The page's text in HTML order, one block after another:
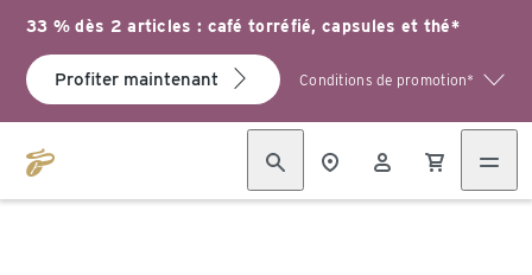
33 % dès 2 articles : café torréfié, capsules et thé*
Profiter maintenant Conditions de promotion*